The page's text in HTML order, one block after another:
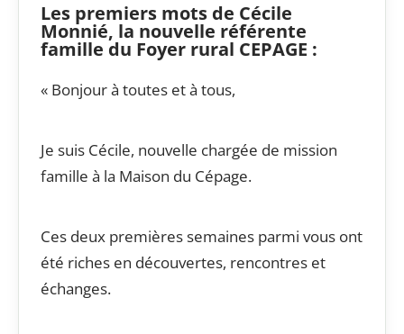
Les premiers mots de Cécile
Monnié, la nouvelle référente
famille du Foyer rural CEPAGE :
« Bonjour à toutes et à tous,
Je suis Cécile, nouvelle chargée de mission
famille à la Maison du Cépage.
Ces deux premières semaines parmi vous ont
été riches en découvertes, rencontres et
échanges.